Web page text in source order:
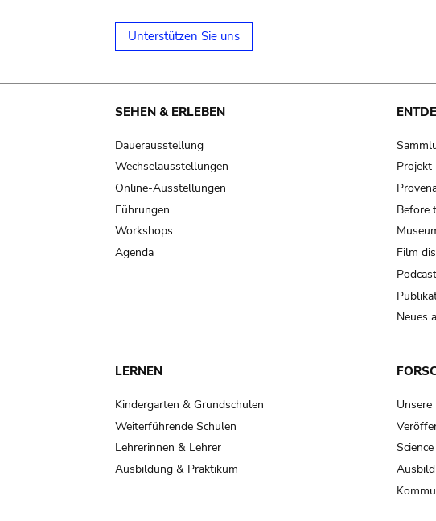
Unterstützen Sie uns
SEHEN & ERLEBEN
Dauerausstellung
Wechselausstellungen
Online-Ausstellungen
Führungen
Workshops
Agenda
Projekt
Before
Film
Neues
LERNEN
Kindergarten & Grundschulen
Weiterführende Schulen
Lehrerinnen & Lehrer
Ausbildung & Praktikum